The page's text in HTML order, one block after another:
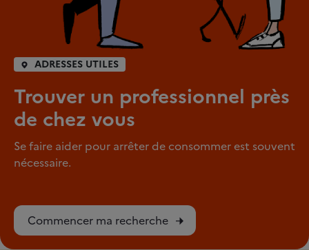
ADRESSES UTILES
Trouver un professionnel près
de chez vous
Se faire aider pour arrêter de consommer est souvent
nécessaire.
Commencer ma recherche